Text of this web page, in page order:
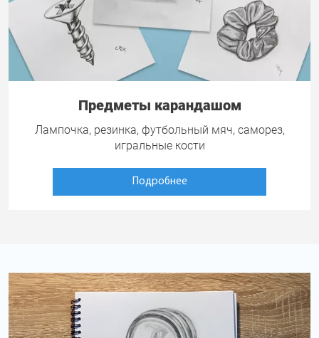
Предметы карандашом
Лампочка, резинка, футбольный мяч, саморез,
игральные кости
Подробнее